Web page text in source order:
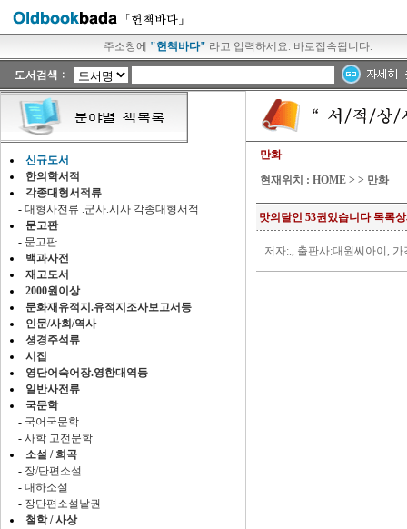
주소창에 "헌책바다" 라고 입력하세요. 바로접속됩니다.
신규도서
한의학서적
각종대형서적류
- 대형사전류 .군사.시사 각종대형서적
문고판
- 문고판
백과사전
재고도서
2000원이상
문화재유적지.유적지조사보고서등
인문/사회/역사
셩경주석류
시집
영단어숙어장.영한대역등
일반사전류
국문학
- 국어국문학
- 사학 고전문학
소설 / 희곡
- 장/단편소설
- 대하소설
- 장단편소설낱권
철학 / 사상
만화
현재위치 : HOME > > 만화
맛의달인 53권있습니다 목록
저자:., 출판사:대원씨아이, 가